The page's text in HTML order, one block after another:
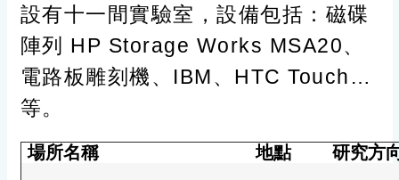
設有十一間實驗室，設備包括：磁碟
陣列 HP Storage Works MSA20、
電路板雕刻機、IBM、HTC Touch…
等。
場所名稱 地點 研究方